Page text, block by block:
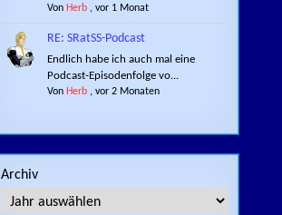
Von Herb, vor 1 Monat
RE: SRatSS-Podcast
Endlich habe ich auch mal eine
Podcast-Episodenfolge vo...
Von Herb, vor 2 Monaten
Archiv